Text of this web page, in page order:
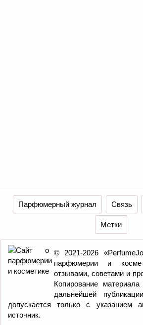
Парфюмерный журнал Связь
Метки
© 2021-2026
парфюмерии и
отзывами, советами и
Копирование
дальнейшей
допускается только с указанием
источник.